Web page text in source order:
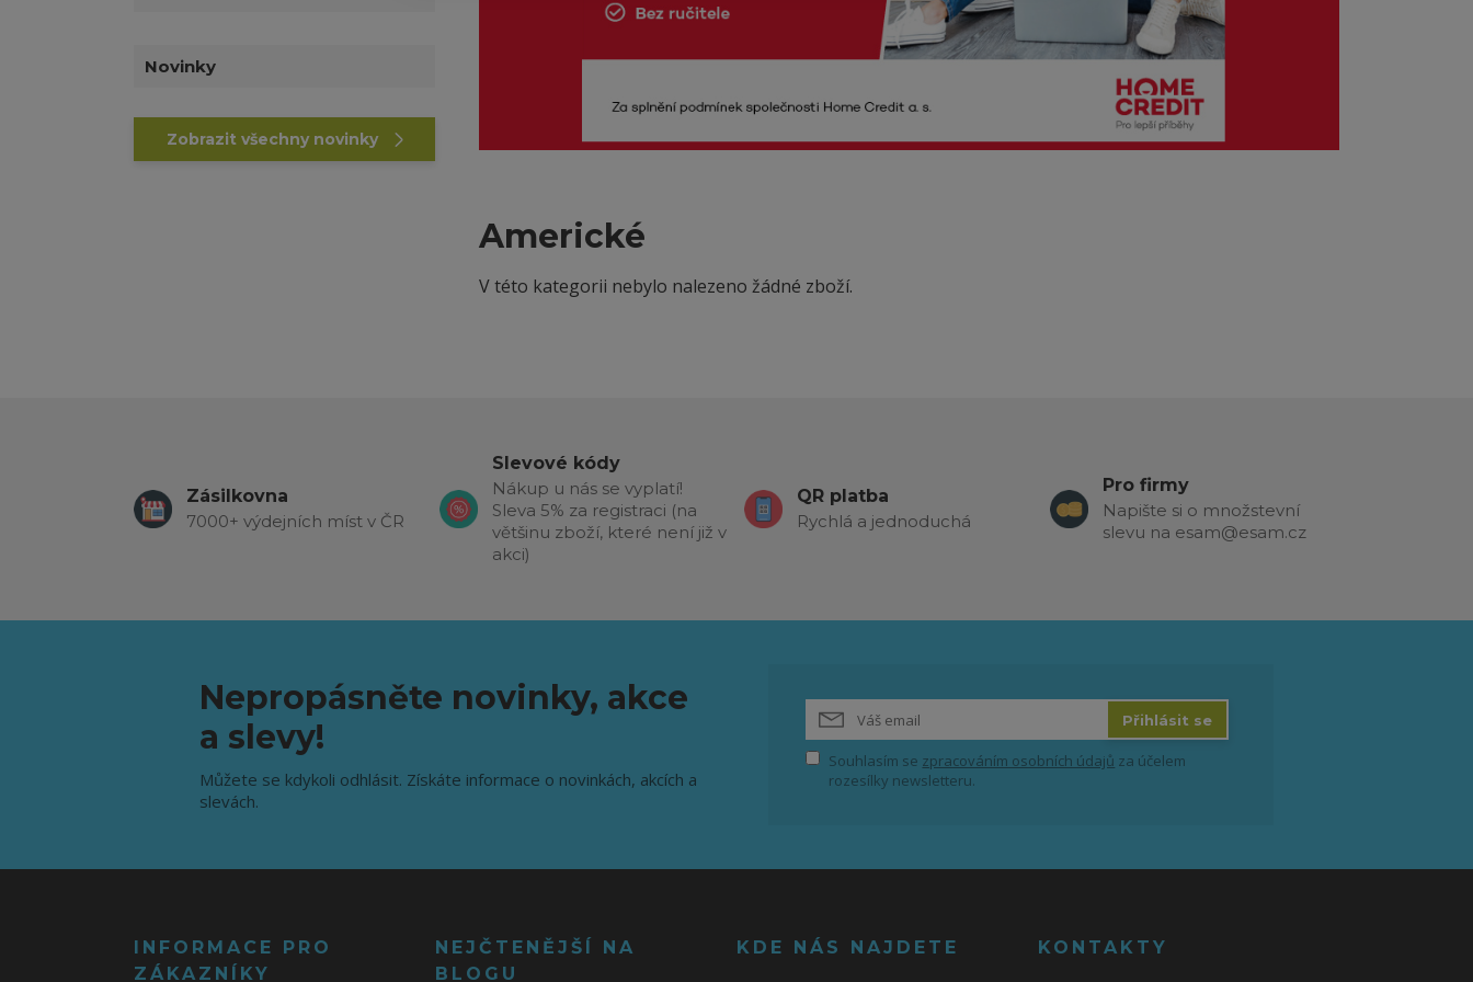
Americké
V této kategorii nebylo nalezeno žádné zboží.
Novinky
Zobrazit všechny novinky
Zásilkovna
7000+ výdejních míst v ČR
Slevové kódy
Nákup u nás se vyplatí!
Sleva 5% za registraci (na
většinu zboží, které není již v
akci)
QR platba
Rychlá a jednoduchá
Pro firmy
Napište si o množstevní
slevu na esam@esam.cz
Nepropásněte novinky, akce
a slevy!
Můžete se kdykoli odhlásit. Získáte informace o novinkách, akcích a
slevách.
Přihlásit se
Souhlasím se zpracováním osobních údajů za účelem
rozesílky newsletteru.
INFORMACE PRO
ZÁKAZNÍKY
NEJČTENĚJŠÍ NA
BLOGU
KDE NÁS NAJDETE KONTAKTY